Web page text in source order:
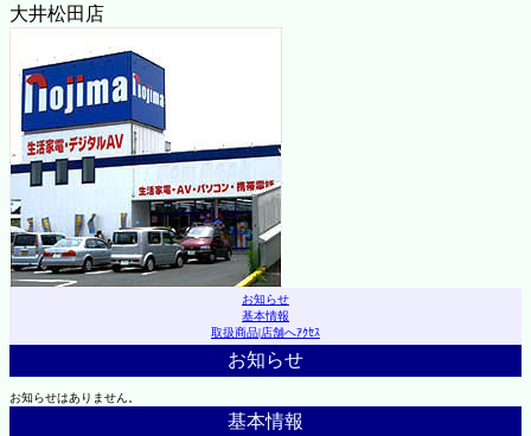
大井松田店
お知らせ
基本情報
取扱商品|店舗へｱｸｾｽ
お知らせ
お知らせはありません。
基本情報